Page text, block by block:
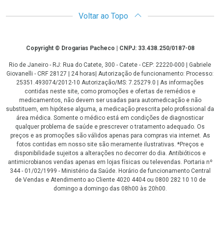
Voltar ao Topo
CopyrightCopyright © Drogarias Pacheco | CNPJ: 33.438.250/0187-08
Rio de Janeiro - RJ: Rua do Catete, 300 - Catete - CEP: 22220-000 | Gabriele
Giovanelli - CRF 28127 | 24 horas| Autorização de funcionamento: Processo:
25351.493074/2012-10 Autorização/MS: 7.25279.0 | As informações
contidas neste site, como promoções e ofertas de remédios e
medicamentos, não devem ser usadas para automedicação e não
substituem, em hipótese alguma, a medicação prescrita pelo profissional da
área médica. Somente o médico está em condições de diagnosticar
qualquer problema de saúde e prescrever o tratamento adequado. Os
preços e as promoções são válidos apenas para compras via internet. As
fotos contidas em nosso site são meramente ilustrativas. *Preços e
disponibilidade sujeitos a alterações no decorrer do dia. Antibióticos e
antimicrobianos vendas apenas em lojas físicas ou televendas. Portaria nº
344 - 01/02/1999 - Ministério da Saúde. Horário de funcionamento Central
de Vendas e Atendimento ao Cliente 4020 4404 ou 0800 282 10 10 de
domingo a domingo das 08h00 às 20h00.